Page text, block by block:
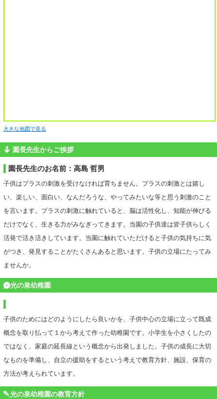
大きな地図で見る
園長先生からご挨拶
園長先生のお名前：高島 哲男
子供はプラスの刺激を受けなければ育ちません。プラスの刺激とは嬉し
い、楽しい、面白い、なんだろうな、やってみたいな等と思う刺激のこと
を言います。プラスの刺激に触れていると、脳は活性化し、知能が伸びる
だけでなく、生きる力がみなぎってきます。当園の子供達は皆子供らしく
活発で活き活きしています。当園に触れていただけると子供の気持ちに気
がつき、発見することがたくさんあると思います。子供の立場にたってみ
ませんか。
光の泉幼稚園
子供のためにはどのようにしたら良いかを、子供中心の立場に立って既成
概念を取り払って１から考えて作った幼稚園です。小学生を小さくしたの
ではなく、家庭の延長線という概念から出発しました。子供の成長に大切
なものを準備し、自立の援助をするという考えで教育方針、施設、保育の
方法が考えられています。
光の泉幼稚園の教育方針